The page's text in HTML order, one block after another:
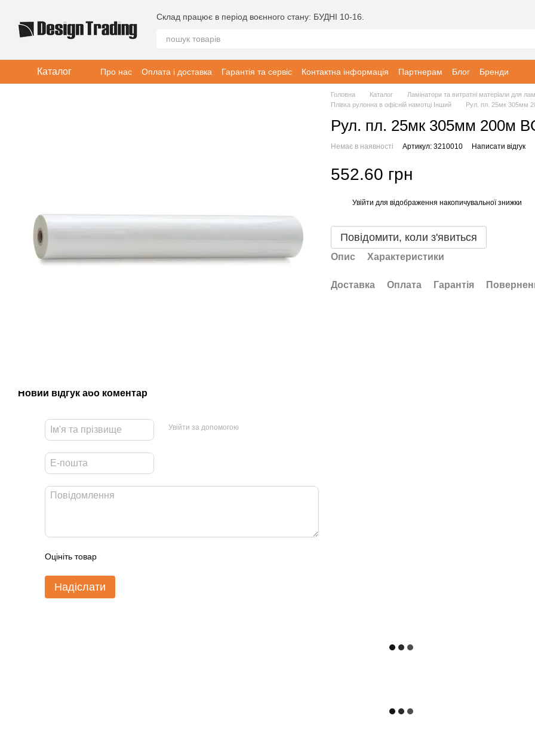
Склад працює в період воєнного стану: БУДНІ 10-16.
Каталог Про нас Оплата і доставка Гарантія та сервіс Контактна інформація Партнерам Блог Бренди
Новий відгук або коментар
Увійти за допомогою
Оцініть товар
Надіслати
Головна Каталог
Ламінатори та витратні матеріали для
Плівка рулонна в офісній намотці Інший
Рул. пл. 25мк 305мм
Рул. пл. 25мк 305мм 200м
Немає в наявності Артикул: 3210010 Написати відгук
552.60 грн
Увійти для відображення накопичувальної знижки
Повідомити, коли з'явиться
Опис Характеристики
Доставка Оплата Гарантія